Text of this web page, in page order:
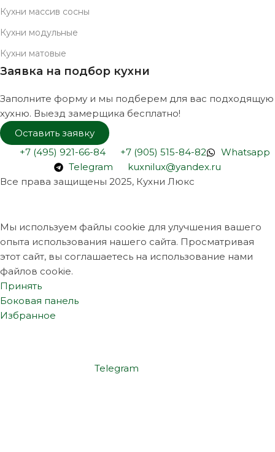
Кухни массив сосны
Кухни модульные
Кухни матовые
Заявка на подбор кухни
Заполните форму и мы подберем для вас подходящую
хухню. Выезд замерщика бесплатно!
Оставить заявку
+7 (495) 921-66-84
+7 (905) 515-84-82
Whatsapp
Telegram
kuxnilux@yandex.ru
Все права защищены 2025, Кухни Люкс
Мы используем файлы cookie для улучшения вашего
опыта использования нашего сайта. Просматривая
этот сайт, вы соглашаетесь на использование нами
файлов cookie.
Принять
Боковая панель
Избранное
Telegram